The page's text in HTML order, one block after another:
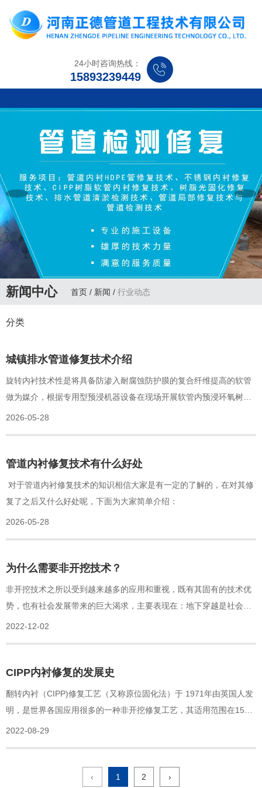
24小时咨询热线：
15893239449
新闻中心 首页/ 新闻 /行业动态
分类
城镇排水管道修复技术介绍
旋转内衬技术性是将具备防渗入耐腐蚀防护膜的复合纤维提高的软管
做为媒介，根据专用型预浸机器设备在现场开展软管内预浸环氧树脂
胶，预浸结束后选用压力或标准气压为驱动力，根据旋转内衬设备将
2026-05-28
管道内衬修复技术有什么好处
对于管道内衬修复技术的知识相信大家是有一定的了解的，在对其修
复了之后又什么好处呢，下面为大家简单介绍：
2026-05-28
为什么需要非开挖技术？
非开挖技术之所以受到越来越多的应用和重视，既有其固有的技术优
势，也有社会发展带来的巨大渴求，主要表现在：地下穿越是社会发
展的必然要求。无论是各行业部门规划不到位，协调不好，还是基建
2022-12-02
CIPP内衬修复的发展史
翻转内衬（CIPP)修复工艺（又称原位固化法）于 1971年由英国人发
明，是世界各国应用很多的一种非开挖修复工艺，其适用范围在150
毫米至2700毫米口径的管道翻新修复上
2022-08-29
‹ 1 2 ›